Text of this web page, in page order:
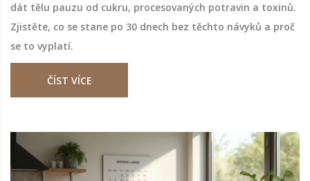
dát tělu pauzu od cukru, procesovaných potravin a toxinů.
Zjistěte, co se stane po 30 dnech bez těchto návyků a proč
se to vyplatí.
ČÍST VÍCE